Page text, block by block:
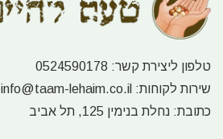
טלפון ליצירת קשר: 0524590178
שירות לקוחות: info@taam-lehaim.co.il
כתובת: נחלת בנימין 125, תל אביב